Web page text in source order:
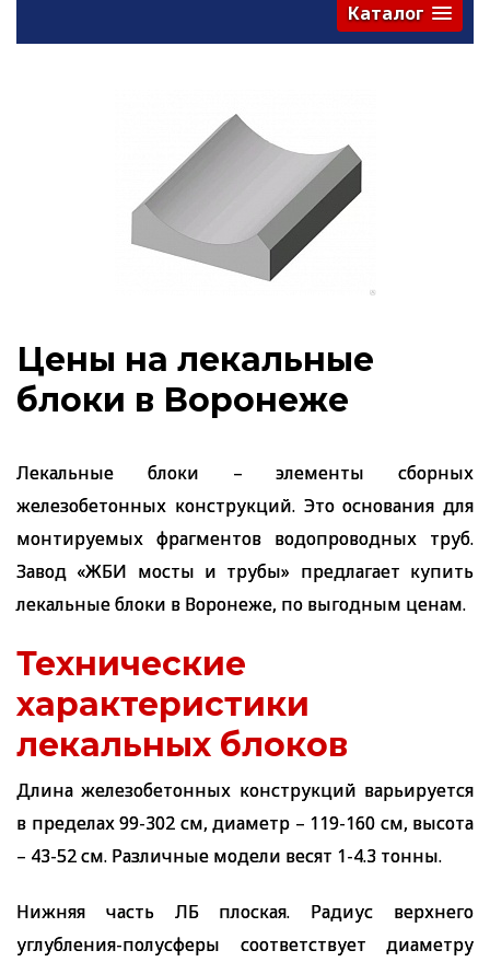
Каталог
Цены на лекальные
блоки в Воронеже
Лекальные блоки – элементы сборных
железобетонных конструкций. Это основания для
монтируемых фрагментов водопроводных труб.
Завод «ЖБИ мосты и трубы» предлагает купить
лекальные блоки в Воронеже, по выгодным ценам.
Технические
характеристики
лекальных блоков
Длина железобетонных конструкций варьируется
в пределах 99-302 см, диаметр – 119-160 см, высота
– 43-52 см. Различные модели весят 1-4.3 тонны.
Нижняя часть ЛБ плоская. Радиус верхнего
углубления-полусферы соответствует диаметру